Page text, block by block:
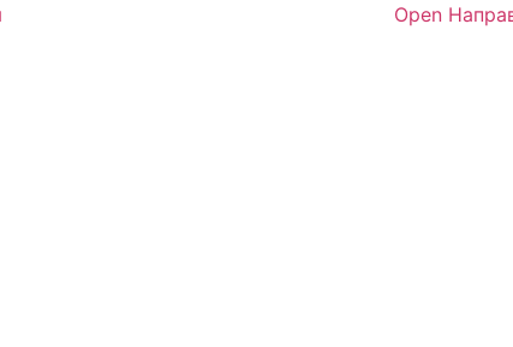
Open